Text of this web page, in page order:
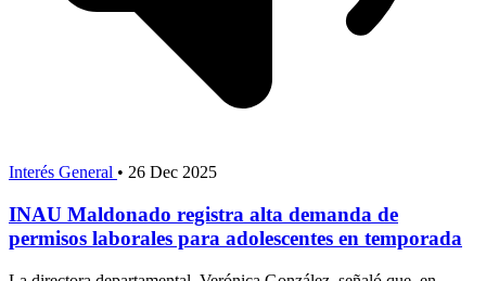
Interés General • 26 Dec 2025
INAU Maldonado registra alta demanda de
permisos laborales para adolescentes en temporada